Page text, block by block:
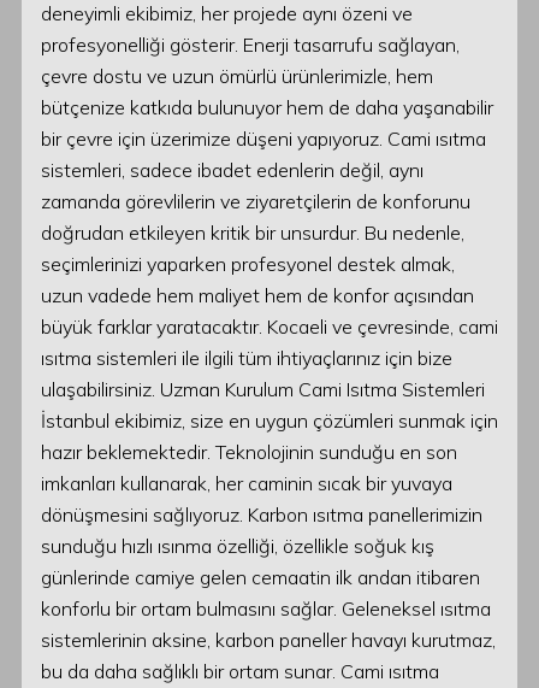
deneyimli ekibimiz, her projede aynı özeni ve
profesyonelliği gösterir. Enerji tasarrufu sağlayan,
çevre dostu ve uzun ömürlü ürünlerimizle, hem
bütçenize katkıda bulunuyor hem de daha yaşanabilir
bir çevre için üzerimize düşeni yapıyoruz. Cami ısıtma
sistemleri, sadece ibadet edenlerin değil, aynı
zamanda görevlilerin ve ziyaretçilerin de konforunu
doğrudan etkileyen kritik bir unsurdur. Bu nedenle,
seçimlerinizi yaparken profesyonel destek almak,
uzun vadede hem maliyet hem de konfor açısından
büyük farklar yaratacaktır. Kocaeli ve çevresinde, cami
ısıtma sistemleri ile ilgili tüm ihtiyaçlarınız için bize
ulaşabilirsiniz. Uzman Kurulum Cami Isıtma Sistemleri
İstanbul ekibimiz, size en uygun çözümleri sunmak için
hazır beklemektedir. Teknolojinin sunduğu en son
imkanları kullanarak, her caminin sıcak bir yuvaya
dönüşmesini sağlıyoruz. Karbon ısıtma panellerimizin
sunduğu hızlı ısınma özelliği, özellikle soğuk kış
günlerinde camiye gelen cemaatin ilk andan itibaren
konforlu bir ortam bulmasını sağlar. Geleneksel ısıtma
sistemlerinin aksine, karbon paneller havayı kurutmaz,
bu da daha sağlıklı bir ortam sunar. Cami ısıtma